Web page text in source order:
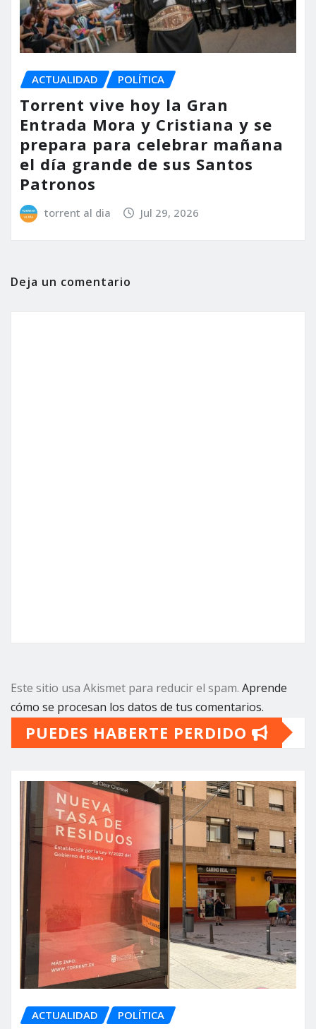
ACTUALIDAD POLÍTICA
Torrent vive hoy la Gran
Entrada Mora y Cristiana y se
prepara para celebrar mañana
el día grande de sus Santos
Patronos
torrent al dia Jul 29, 2026
Deja un comentario
Este sitio usa Akismet para reducir el spam. Aprende
cómo se procesan los datos de tus comentarios.
PUEDES HABERTE PERDIDO
ACTUALIDAD POLÍTICA